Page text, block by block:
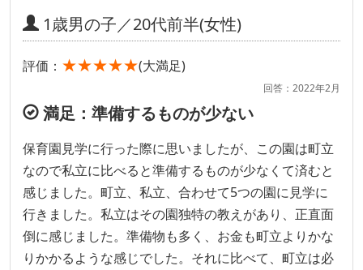
1歳男の子／20代前半(女性)
評価： ★★★★★(大満足)
回答：2022年2月
満足：準備するものが少ない
保育園見学に行った際に思いましたが、この園は町立
なので私立に比べると準備するものが少なくて済むと
感じました。町立、私立、合わせて5つの園に見学に
行きました。私立はその園独特の教えがあり、正直面
倒に感じました。準備物も多く、お金も町立よりかな
りかかるような感じでした。それに比べて、町立は必